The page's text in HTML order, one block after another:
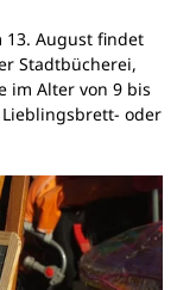
13. August findet
Stadtbücherei,
im Alter von 9 bis
oder